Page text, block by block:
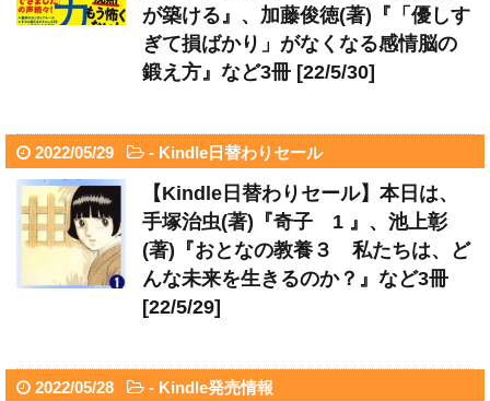
が築ける』、加藤俊徳(著)『「優しす
ぎて損ばかり」がなくなる感情脳の
鍛え方』など3冊 [22/5/30]
2022/05/29 - Kindle日替わりセール
【Kindle日替わりセール】本日は、
手塚治虫(著)『奇子 1 』、池上彰
(著)『おとなの教養３ 私たちは、ど
んな未来を生きるのか？』など3冊
[22/5/29]
2022/05/28 - Kindle発売情報